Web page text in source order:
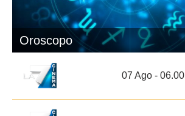
Oroscopo
07 Ago - 06.00